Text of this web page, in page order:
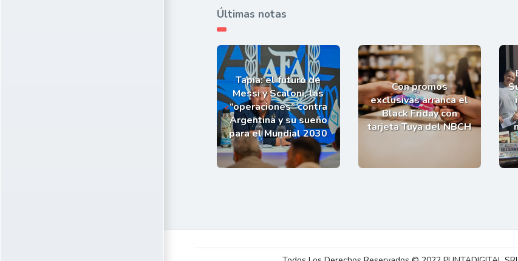
Últimas notas
Tapia: el futuro de
Messi y Scaloni, las
“operaciones” contra
Argentina y su sueño
para el Mundial 2030
Con promos
exclusivas arranca el
Black Friday con
tarjeta Tuya del NBCH